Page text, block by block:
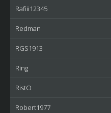
Rafiii12345
Redman
RGS1913
Ring
RistO
Robert1977